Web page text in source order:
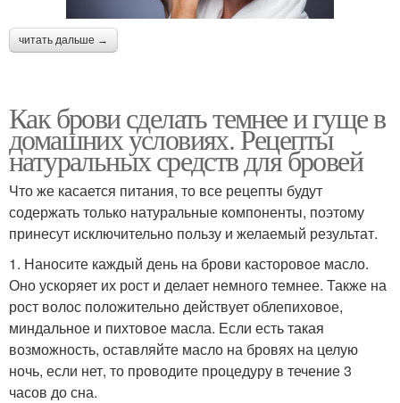
Масло для
шелковистых и
Масло на волосах Масло от перхоти
читать дальше →
Как брови сделать темнее и гуще в
домашних условиях. Рецепты
натуральных средств для бровей
Что же касается питания, то все рецепты будут
содержать только натуральные компоненты, поэтому
принесут исключительно пользу и желаемый результат.
1. Наносите каждый день на брови касторовое масло.
Оно ускоряет их рост и делает немного темнее. Также на
рост волос положительно действует облепиховое,
миндальное и пихтовое масла. Если есть такая
возможность, оставляйте масло на бровях на целую
ночь, если нет, то проводите процедуру в течение 3
часов до сна.